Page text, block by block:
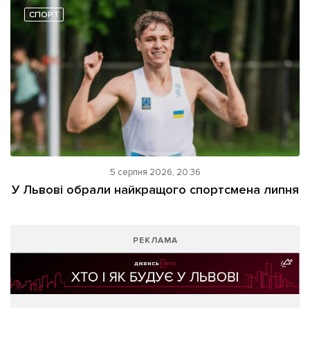
СПОРТ
5 серпня 2026, 20:36
У Львові обрали найкращого спортсмена липня
РЕКЛАМА